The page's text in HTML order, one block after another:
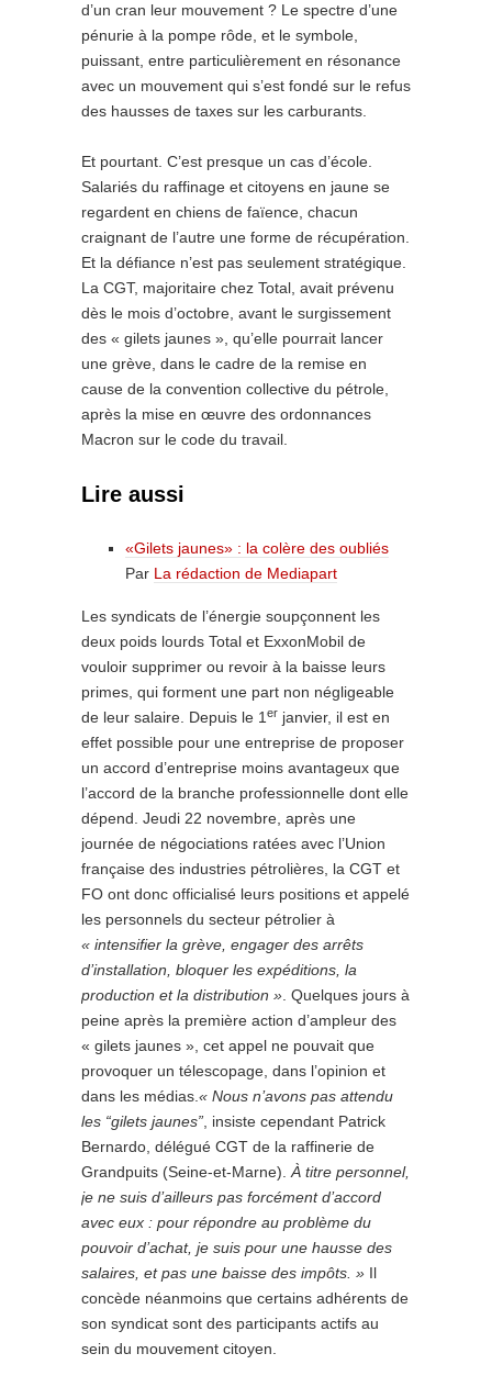
d’un cran leur mouvement ? Le spectre d’une
pénurie à la pompe rôde, et le symbole,
puissant, entre particulièrement en résonance
avec un mouvement qui s’est fondé sur le refus
des hausses de taxes sur les carburants.
Et pourtant. C’est presque un cas d’école.
Salariés du raffinage et citoyens en jaune se
regardent en chiens de faïence, chacun
craignant de l’autre une forme de récupération.
Et la défiance n’est pas seulement stratégique.
La CGT, majoritaire chez Total, avait prévenu
dès le mois d’octobre, avant le surgissement
des « gilets jaunes », qu’elle pourrait lancer
une grève, dans le cadre de la remise en
cause de la convention collective du pétrole,
après la mise en œuvre des ordonnances
Macron sur le code du travail.
Lire aussi
«Gilets jaunes» : la colère des oubliés
Par La rédaction de Mediapart
Les syndicats de l’énergie soupçonnent les
deux poids lourds Total et ExxonMobil de
vouloir supprimer ou revoir à la baisse leurs
primes, qui forment une part non négligeable
de leur salaire. Depuis le 1 er janvier, il est en
effet possible pour une entreprise de proposer
un accord d’entreprise moins avantageux que
l’accord de la branche professionnelle dont elle
dépend. Jeudi 22 novembre, après une
journée de négociations ratées avec l’Union
française des industries pétrolières, la CGT et
FO ont donc officialisé leurs positions et appelé
les personnels du secteur pétrolier à
« intensifier la grève, engager des arrêts
d’installation, bloquer les expéditions, la
production et la distribution » . Quelques jours à
peine après la première action d’ampleur des
« gilets jaunes », cet appel ne pouvait que
provoquer un télescopage, dans l’opinion et
dans les médias. « Nous n’avons pas attendu
les “gilets jaunes” , insiste cependant Patrick
Bernardo, délégué CGT de la raffinerie de
Grandpuits (Seine-et-Marne). À titre personnel,
je ne suis d’ailleurs pas forcément d’accord
avec eux : pour répondre au problème du
pouvoir d’achat, je suis pour une hausse des
salaires, et pas une baisse des impôts. » Il
concède néanmoins que certains adhérents de
son syndicat sont des participants actifs au
sein du mouvement citoyen.